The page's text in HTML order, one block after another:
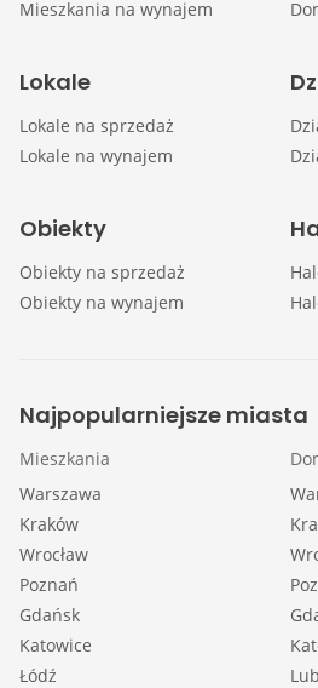
Mieszkania na wynajem
Lokale
Lokale na sprzedaż
Lokale na wynajem
Obiekty
Obiekty na sprzedaż
Obiekty na wynajem
Najpopularniejsze miasta
Mieszkania
Warszawa
Kraków
Wrocław
Poznań
Gdańsk
Katowice
Łódź